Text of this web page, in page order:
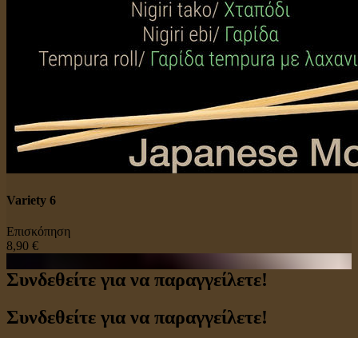
Variety 6
Επισκόπηση
8,90 €
Συνδεθείτε για να παραγγείλετε!
Συνδεθείτε για να παραγγείλετε!